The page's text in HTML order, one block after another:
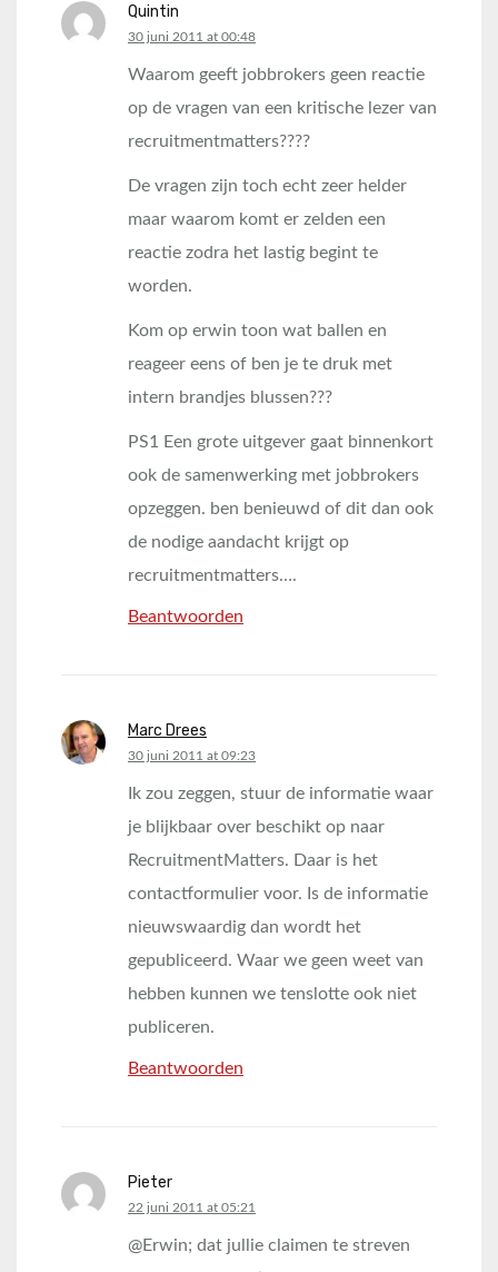
Quintin
says:
30 juni 2011 at 00:48
Waarom geeft jobbrokers geen reactie
op de vragen van een kritische lezer van
recruitmentmatters????
De vragen zijn toch echt zeer helder
maar waarom komt er zelden een
reactie zodra het lastig begint te
worden.
Kom op erwin toon wat ballen en
reageer eens of ben je te druk met
intern brandjes blussen???
PS1 Een grote uitgever gaat binnenkort
ook de samenwerking met jobbrokers
opzeggen. ben benieuwd of dit dan ook
de nodige aandacht krijgt op
recruitmentmatters….
Beantwoorden
Marc Drees
says:
30 juni 2011 at 09:23
Ik zou zeggen, stuur de informatie waar
je blijkbaar over beschikt op naar
RecruitmentMatters. Daar is het
contactformulier voor. Is de informatie
nieuwswaardig dan wordt het
gepubliceerd. Waar we geen weet van
hebben kunnen we tenslotte ook niet
publiceren.
Beantwoorden
Pieter
says:
22 juni 2011 at 05:21
@Erwin; dat jullie claimen te streven